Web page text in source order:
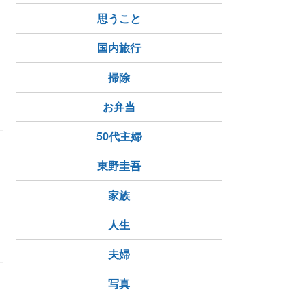
思うこと
国内旅行
掃除
お弁当
50代主婦
東野圭吾
家族
人生
夫婦
写真